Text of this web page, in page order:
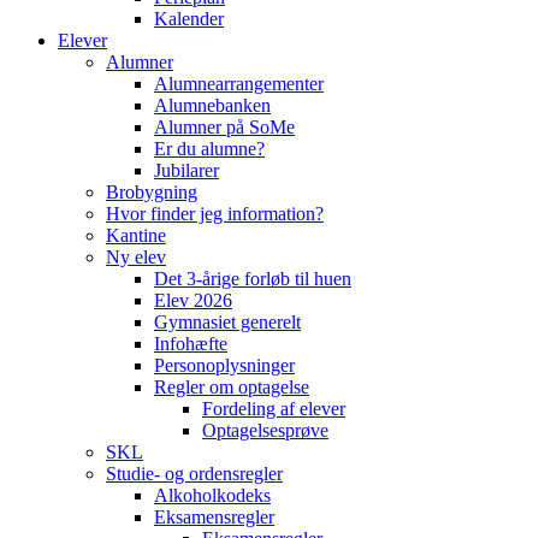
Kalender
Elever
Alumner
Alumnearrangementer
Alumnebanken
Alumner på SoMe
Er du alumne?
Jubilarer
Brobygning
Hvor finder jeg information?
Kantine
Ny elev
Det 3-årige forløb til huen
Elev 2026
Gymnasiet generelt
Infohæfte
Personoplysninger
Regler om optagelse
Fordeling af elever
Optagelsesprøve
SKL
Studie- og ordensregler
Alkoholkodeks
Eksamensregler